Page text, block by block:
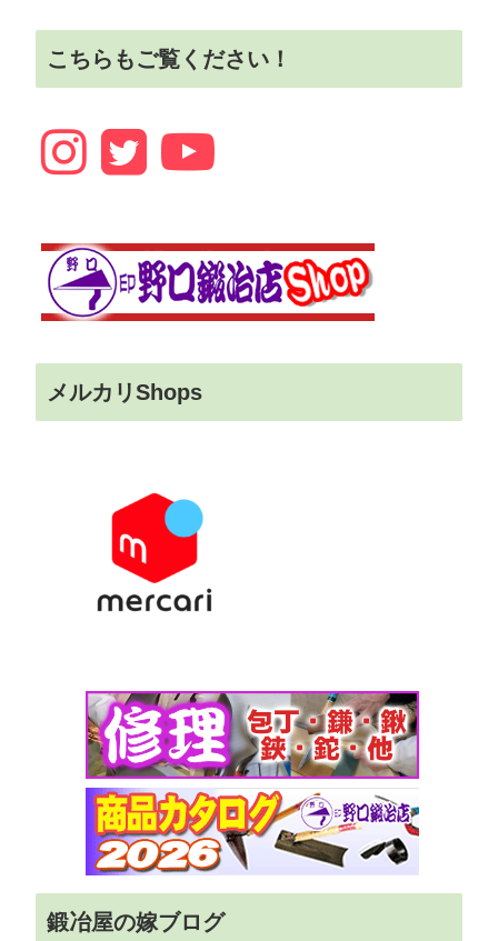
こちらもご覧ください！
メルカリShops
鍛冶屋の嫁ブログ